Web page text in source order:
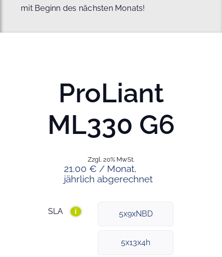
mit Beginn des nächsten Monats!
ProLiant
ML330 G6
21.00 € / Monat,
jährlich abgerechnet
Zzgl. 20% MwSt.
SLA i 5x9xNBD
5x13x4h